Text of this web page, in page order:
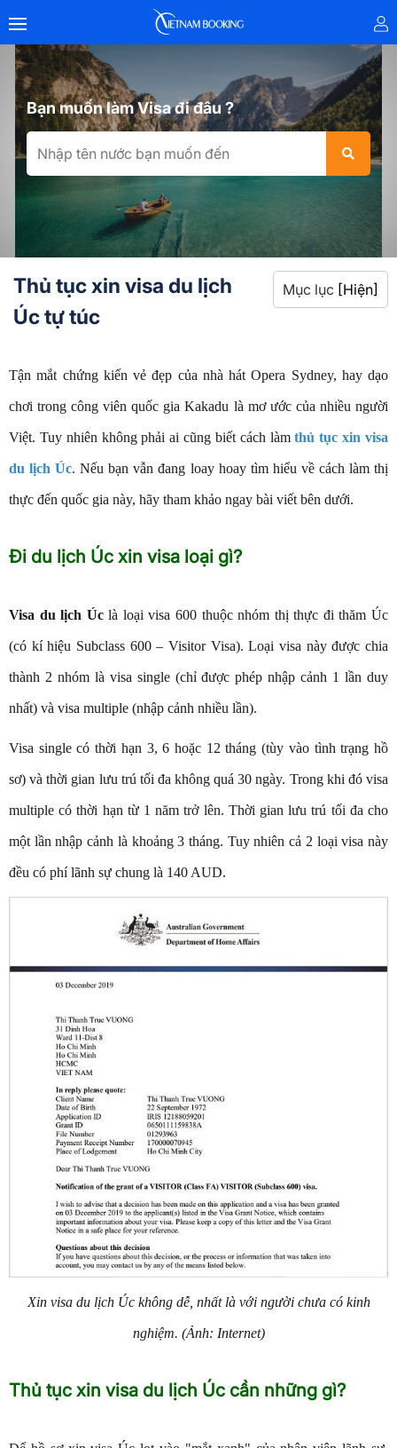
Bạn muốn làm Visa đi đâu ?
Mục lục [Hiện]
Thủ tục xin visa du lịch
Úc tự túc
Tận mắt chứng kiến vẻ đẹp của nhà hát Opera Sydney, hay dạo
chơi trong công viên quốc gia Kakadu là mơ ước của nhiều người
Việt. Tuy nhiên không phải ai cũng biết cách làmthủ tục xin visa
du lịch Úc. Nếu bạn vẫn đang loay hoay tìm hiểu về cách làm thị
thực đến quốc gia này, hãy tham khảo ngay bài viết bên dưới.
Đi du lịch Úc xin visa loại gì?
Visa du lịch Úclà loại visa 600 thuộc nhóm thị thực đi thăm Úc
(có kí hiệu Subclass 600 – Visitor Visa). Loại visa này được chia
thành 2 nhóm là visa single (chỉ được phép nhập cảnh 1 lần duy
nhất) và visa multiple (nhập cảnh nhiều lần).
Visa single có thời hạn 3, 6 hoặc 12 tháng (tùy vào tình trạng hồ
sơ) và thời gian lưu trú tối đa không quá 30 ngày. Trong khi đó visa
multiple có thời hạn từ 1 năm trở lên. Thời gian lưu trú tối đa cho
một lần nhập cảnh là khoảng 3 tháng. Tuy nhiên cả 2 loại visa này
đều có phí lãnh sự chung là 140 AUD.
Xin visa du lịch Úc không dễ, nhất là với người chưa có kinh
nghiệm. (Ảnh: Internet)
Thủ tục xin visa du lịch Úc cần những gì?